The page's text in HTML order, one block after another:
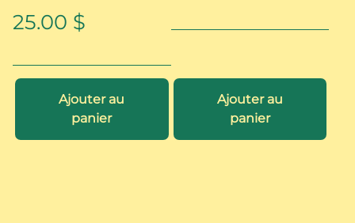
25.00 $
Ajouter au
panier
Ajouter au
panier